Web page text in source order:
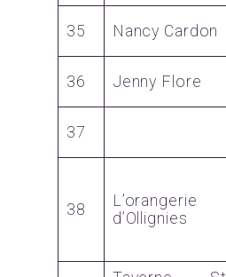
35 Nancy Cardon
36 Jenny Flore
37
38
L’orangerie
d’Ollignies